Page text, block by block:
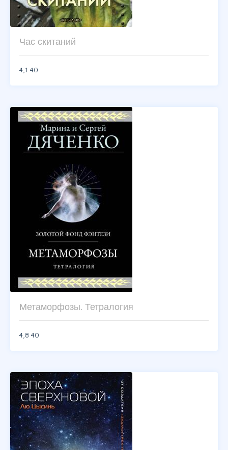
Час скитаний
4,1 40
Метаморфозы. Тетралогия
4,8 40